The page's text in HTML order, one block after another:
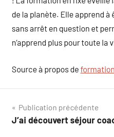
de la planète. Elle apprend
sans arrêt en question et
n’apprend plus pour toute la
Source à propos de
Navigation
de
Publication précédente
J’ai découvert séjour